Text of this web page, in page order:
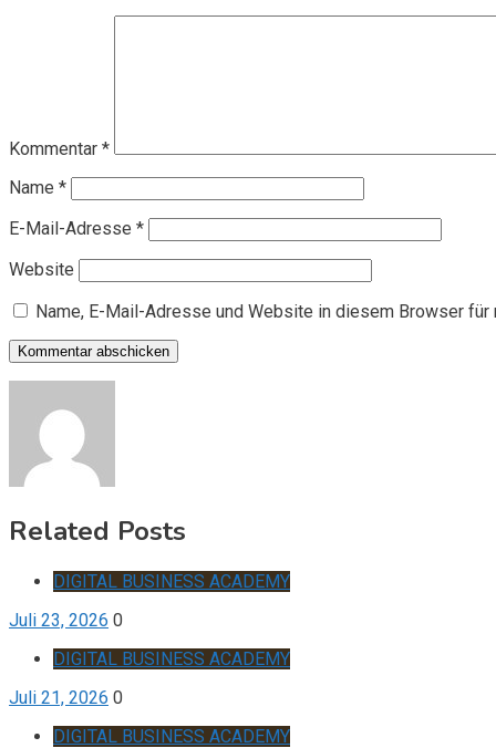
Kommentar *
Name *
E-Mail-Adresse *
Website
Name, E-Mail-Adresse und Website in diesem Browser
Related Posts
DIGITAL BUSINESS ACADEMY
Juli 23, 2026 0
DIGITAL BUSINESS ACADEMY
Juli 21, 2026 0
DIGITAL BUSINESS ACADEMY